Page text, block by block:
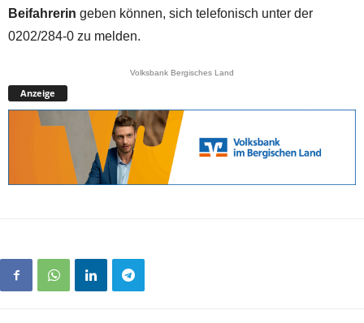
Beifahrerin geben können, sich telefonisch unter der
0202/284-0 zu melden.
Volksbank Bergisches Land
Anzeige